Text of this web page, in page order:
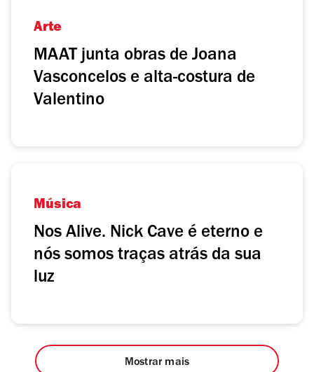
Arte
MAAT junta obras de Joana
Vasconcelos e alta-costura de
Valentino
Música
Nos Alive. Nick Cave é eterno e
nós somos traças atrás da sua
luz
Mostrar mais